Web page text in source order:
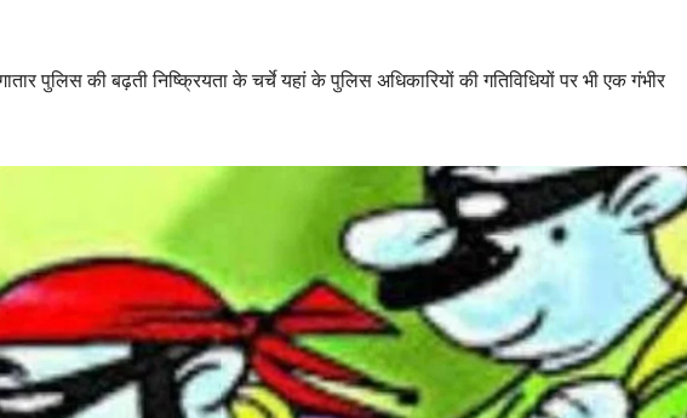
पुलिस की बढ़ती निष्क्रियता के चर्चे यहां के पुलिस अधिकारियों की गतिविधियों पर भी एक गंभीर